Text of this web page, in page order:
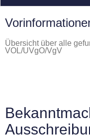
Übersicht über alle
VOL/UVgO/VgV